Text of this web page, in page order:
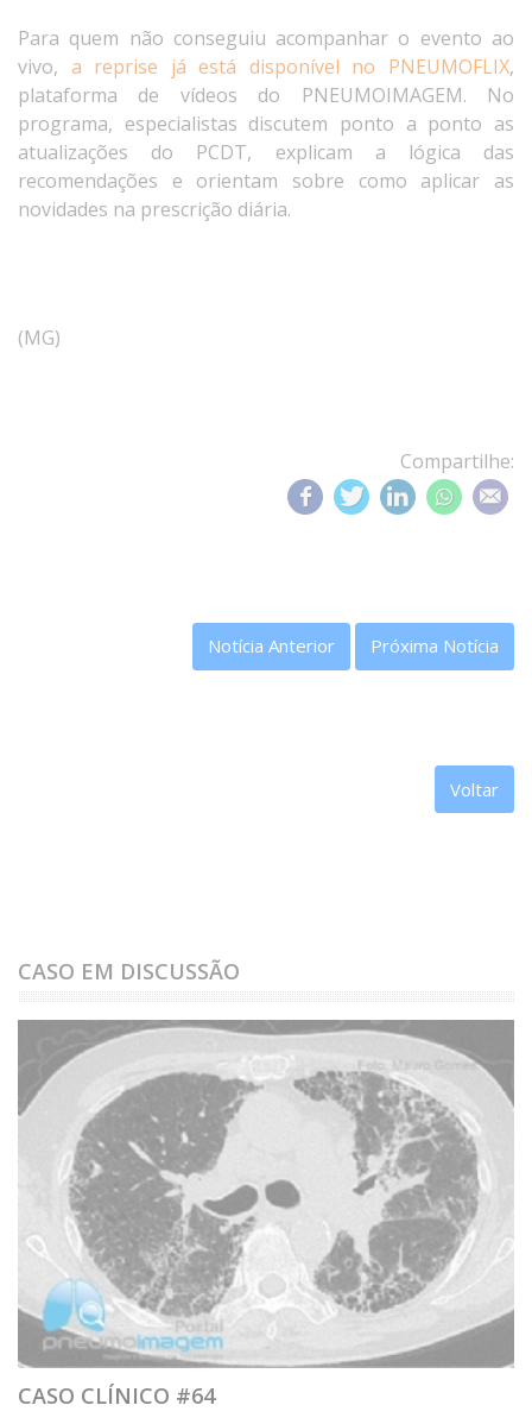
Para quem não conseguiu acompanhar o evento ao
vivo, a reprise já está disponível no PNEUMOFLIX,
plataforma de vídeos do PNEUMOIMAGEM. No
programa, especialistas discutem ponto a ponto as
atualizações do PCDT, explicam a lógica das
recomendações e orientam sobre como aplicar as
novidades na prescrição diária.
(MG)
Compartilhe:
Notícia Anterior Próxima Notícia
Voltar
CASO EM DISCUSSÃO
CASO CLÍNICO #64